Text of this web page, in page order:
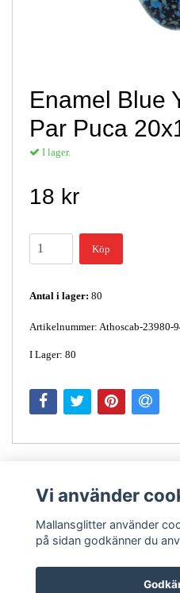
Enamel Blue
Par Puca
I lager.
18 kr
Köp
Antal i lager: 80
Artikelnummer: Athoscab-23980-
I Lager: 80
Vi använder
Mallansglitter använder
på sidan godkänner du